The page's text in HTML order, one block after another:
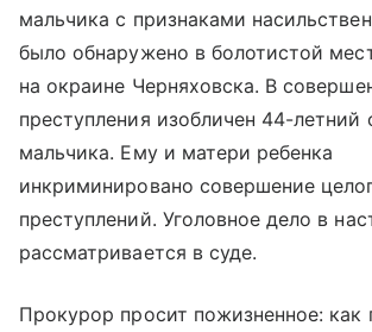
мальчика с признаками
было обнаружено в болотистой
на окраине Черняховска. В
преступления изобличен 44-летний
мальчика. Ему и матери ребенка
инкриминировано совершение
преступлений. Уголовное дело в
рассматривается в суде.
Прокурор просит пожизненное: как